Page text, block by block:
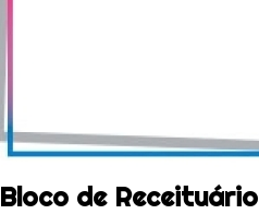
Bloco de Receituário